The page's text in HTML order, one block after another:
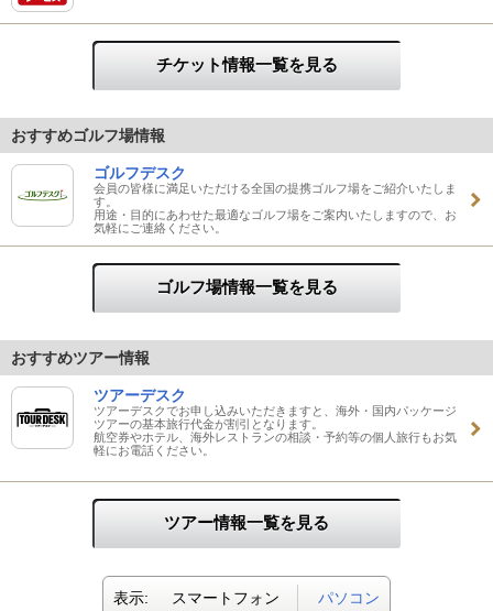
チケット情報一覧を見る
おすすめゴルフ場情報
ゴルフデスク
会員の皆様に満足いただける全国の提携ゴルフ場をご紹介いたしま
す。
用途・目的にあわせた最適なゴルフ場をご案内いたしますので、お
気軽にご連絡ください。
ゴルフ場情報一覧を見る
おすすめツアー情報
ツアーデスク
ツアーデスクでお申し込みいただきますと、海外・国内パッケージ
ツアーの基本旅行代金が割引となります。
航空券やホテル、海外レストランの相談・予約等の個人旅行もお気
軽にお電話ください。
ツアー情報一覧を見る
表示: スマートフォン パソコン